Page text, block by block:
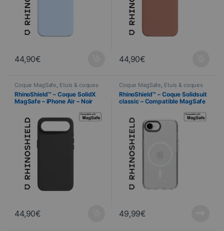
44,90€ 44,90€
Coque MagSafe, Étuis & coques
smartphones, Mobil RhinoShield
Telefonie
RhinoShield™ – Coque SolidX
MagSafe – iPhone Air – Noir
44,90€
Coque MagSafe, Étuis & coques
smartphones, Mobil RhinoShield
Telefonie
RhinoShield™ – Coque Solidsuit
classic – Compatible MagSafe
49,99€